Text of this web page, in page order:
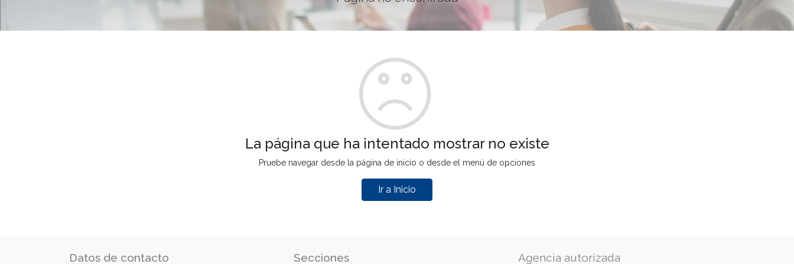
La página que ha intentado mostrar no existe
Pruebe navegar desde la página de inicio o desde el menú de opciones
Ir a Inicio
Datos de contacto Secciones Agencia autorizada